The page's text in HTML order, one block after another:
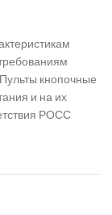
кнопочные
и на их
РОСС